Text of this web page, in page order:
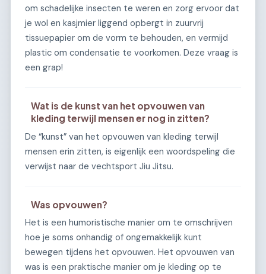
om schadelijke insecten te weren en zorg ervoor dat
je wol en kasjmier liggend opbergt in zuurvrij
tissuepapier om de vorm te behouden, en vermijd
plastic om condensatie te voorkomen. Deze vraag is
een grap!
Wat is de kunst van het opvouwen van
kleding terwijl mensen er nog in zitten?
De “kunst” van het opvouwen van kleding terwijl
mensen erin zitten, is eigenlijk een woordspeling die
verwijst naar de vechtsport Jiu Jitsu.
Was opvouwen?
Het is een humoristische manier om te omschrijven
hoe je soms onhandig of ongemakkelijk kunt
bewegen tijdens het opvouwen. Het opvouwen van
was is een praktische manier om je kleding op te